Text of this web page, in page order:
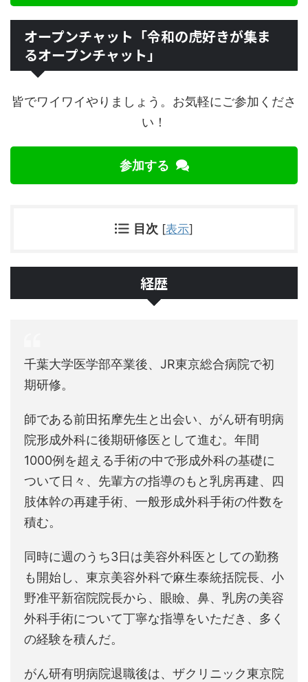
オープンチャット「令和の虎好きが集ま
るオープンチャット」
皆でワイワイやりましょう。お気軽にご参加くださ
い！
参加する
目次 [表示]
経歴
千葉大学医学部卒業後、JR東京総合病院で初
期研修。
師である前田拓摩先生と出会い、がん研有明病
院形成外科に後期研修医として進む。年間
1000例を超える手術の中で形成外科の基礎に
ついて日々、先輩方の指導のもと乳房再建、四
肢体幹の再建手術、一般形成外科手術の件数を
積む。
同時に週のうち3日は美容外科医としての勤務
も開始し、東京美容外科で麻生泰統括院長、小
野准平新宿院院長から、眼瞼、鼻、乳房の美容
外科手術について丁寧な指導をいただき、多く
の経験を積んだ。
がん研有明病院退職後は、ザクリニック東京院